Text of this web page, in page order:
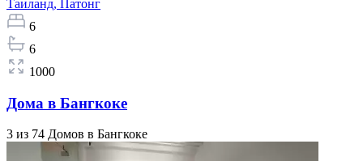
Таиланд, Патонг
6
6
1000
Дома в Бангкоке
3 из 74 Домов в Бангкоке